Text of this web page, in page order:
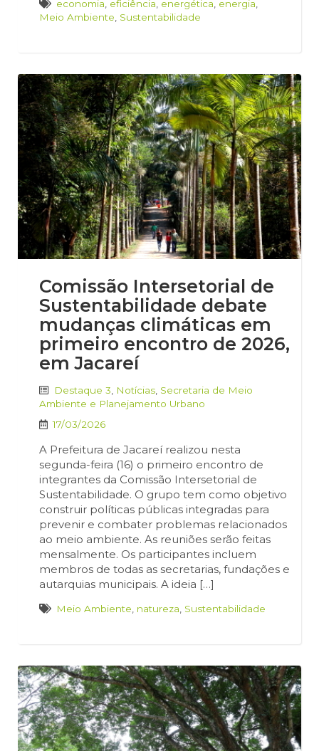
economia eficiência energética energia
Meio Ambiente Sustentabilidade
Comissão Intersetorial de
Sustentabilidade debate
mudanças climáticas em
primeiro encontro de 2026,
em Jacareí
Destaque 3 Notícias Secretaria de Meio
Ambiente e Planejamento Urbano
17/03/2026
A Prefeitura de Jacareí realizou nesta
segunda-feira (16) o primeiro encontro de
integrantes da Comissão Intersetorial de
Sustentabilidade. O grupo tem como objetivo
construir políticas públicas integradas para
prevenir e combater problemas relacionados
ao meio ambiente. As reuniões serão feitas
mensalmente. Os participantes incluem
membros de todas as secretarias, fundações e
autarquias municipais. A ideia […]
Meio Ambiente natureza Sustentabilidade